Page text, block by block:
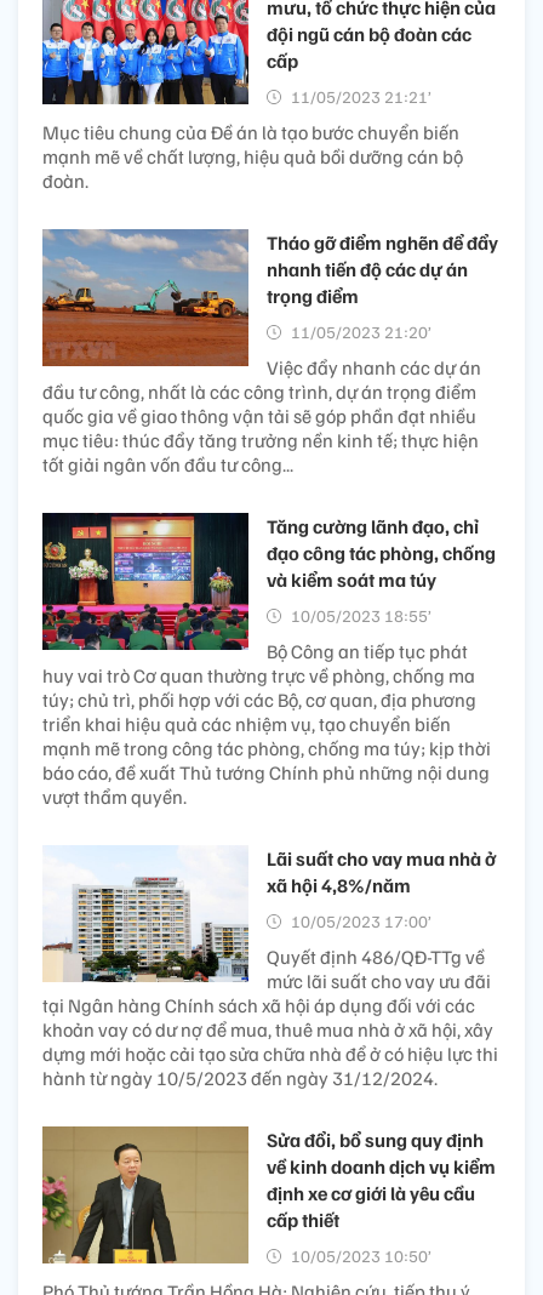
mưu, tổ chức thực hiện của
đội ngũ cán bộ đoàn các
cấp
11/05/2023 21:21’
Mục tiêu chung của Đề án là tạo bước chuyển biến
mạnh mẽ về chất lượng, hiệu quả bồi dưỡng cán bộ
đoàn.
Tháo gỡ điểm nghẽn để đẩy
nhanh tiến độ các dự án
trọng điểm
11/05/2023 21:20’
Việc đẩy nhanh các dự án
đầu tư công, nhất là các công trình, dự án trọng điểm
quốc gia về giao thông vận tải sẽ góp phần đạt nhiều
mục tiêu: thúc đẩy tăng trưởng nền kinh tế; thực hiện
tốt giải ngân vốn đầu tư công...
Tăng cường lãnh đạo, chỉ
đạo công tác phòng, chống
và kiểm soát ma túy
10/05/2023 18:55’
Bộ Công an tiếp tục phát
huy vai trò Cơ quan thường trực về phòng, chống ma
túy; chủ trì, phối hợp với các Bộ, cơ quan, địa phương
triển khai hiệu quả các nhiệm vụ, tạo chuyển biến
mạnh mẽ trong công tác phòng, chống ma túy; kịp thời
báo cáo, đề xuất Thủ tướng Chính phủ những nội dung
vượt thẩm quyền.
Lãi suất cho vay mua nhà ở
xã hội 4,8%/năm
10/05/2023 17:00’
Quyết định 486/QĐ-TTg về
mức lãi suất cho vay ưu đãi
tại Ngân hàng Chính sách xã hội áp dụng đối với các
khoản vay có dư nợ để mua, thuê mua nhà ở xã hội, xây
dựng mới hoặc cải tạo sửa chữa nhà để ở có hiệu lực thi
hành từ ngày 10/5/2023 đến ngày 31/12/2024.
Sửa đổi, bổ sung quy định
về kinh doanh dịch vụ kiểm
định xe cơ giới là yêu cầu
cấp thiết
10/05/2023 10:50’